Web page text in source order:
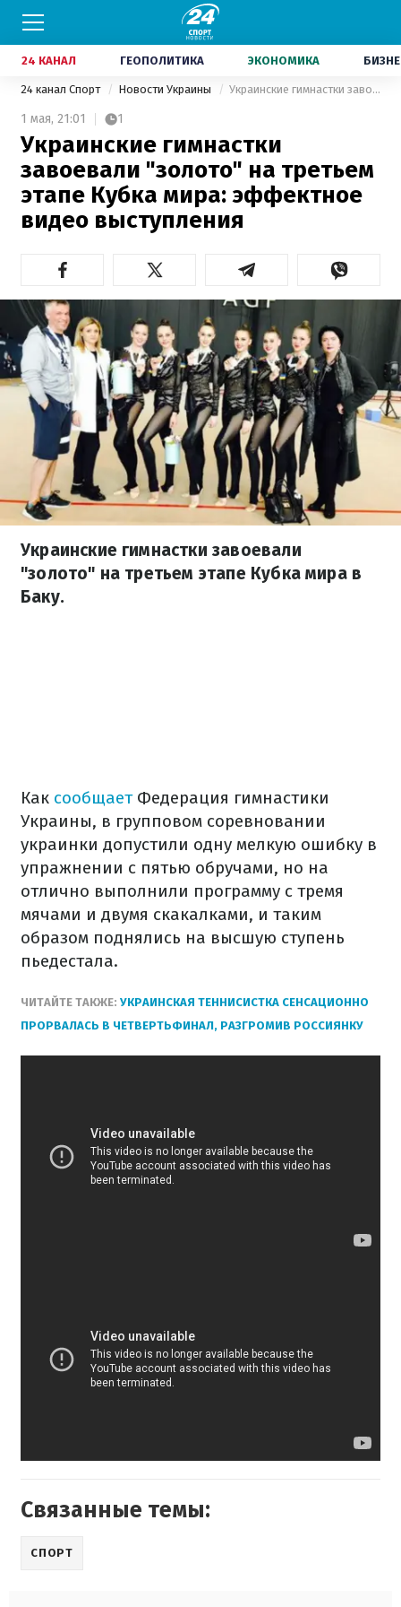
24 КАНАЛ ГЕОПОЛИТИКА ЭКОНОМИКА
24 канал Спорт Новости Украины Украинские гимнастки завоевали "золото" на третьем этапе Кубка мира: эффектное видео выступления
1 мая, 21:01 1
Украинские гимнастки
завоевали "золото" на третьем
этапе Кубка мира: эффектное
видео выступления
Украинские гимнастки завоевали
"золото" на третьем этапе Кубка мира в
Баку.
Как сообщаетФедерация гимнастики
Украины, в групповом соревновании
украинки допустили одну мелкую ошибку в
упражнении с пятью обручами, но на
отлично выполнили программу с тремя
мячами и двумя скакалками, и таким
образом поднялись на высшую ступень
пьедестала.
ЧИТАЙТЕ ТАКЖЕ: УКРАИНСКАЯ ТЕННИСИСТКА СЕНСАЦИОННО
ПРОРВАЛАСЬ В ЧЕТВЕРТЬФИНАЛ, РАЗГРОМИВ РОССИЯНКУ
Связанные темы:
СПОРТ